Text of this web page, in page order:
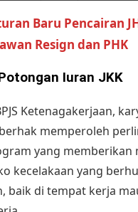
Baru Pencairan
Resign dan PHK
Iuran JKK
Ketenagakerjaan,
memperoleh
yang memberikan
kecelakaan yang
baik di tempat kerja